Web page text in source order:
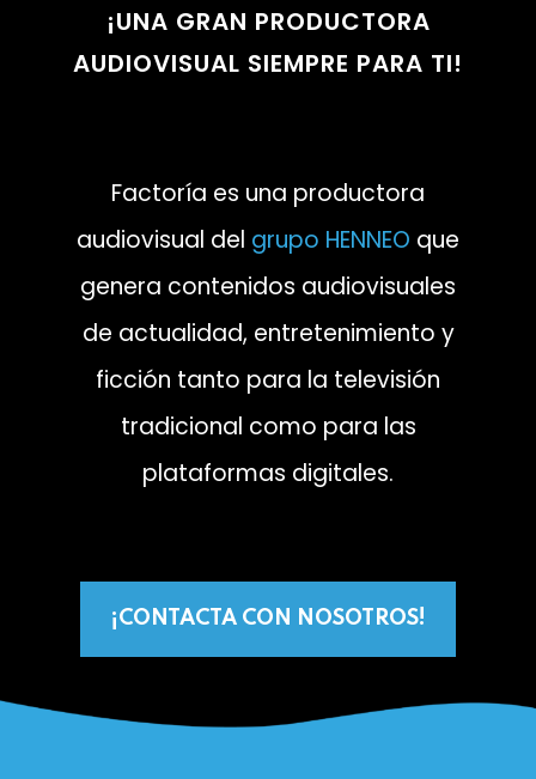
¡UNA GRAN PRODUCTORA
AUDIOVISUAL SIEMPRE PARA TI!
Factoría es una productora
audiovisual del grupo HENNEO que
genera contenidos audiovisuales
de actualidad, entretenimiento y
ficción tanto para la televisión
tradicional como para las
plataformas digitales.
¡CONTACTA CON NOSOTROS!